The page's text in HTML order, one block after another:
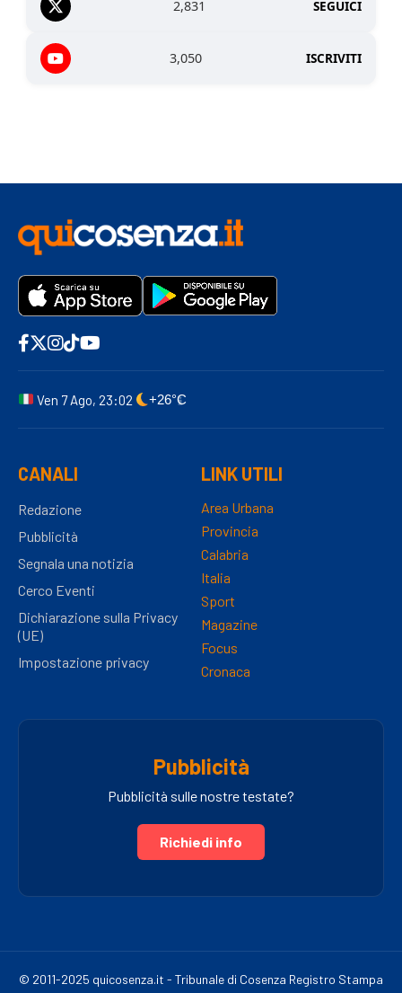
2,831 SEGUICI
3,050 ISCRIVITI
Ven 7 Ago, 23:02 +26°C
CANALI
Redazione
Pubblicità
Segnala una notizia
Cerco Eventi
Dichiarazione sulla Privacy
(UE)
Impostazione privacy
LINK UTILI
Area Urbana
Provincia
Calabria
Italia
Sport
Magazine
Focus
Cronaca
Pubblicità
Pubblicità sulle nostre testate?
Richiedi info
© 2011-2025 quicosenza.it - Tribunale di Cosenza Registro Stampa